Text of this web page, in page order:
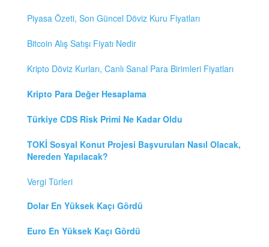
Piyasa Özeti, Son Güncel Döviz Kuru Fiyatları
Bitcoin Alış Satışı Fiyatı Nedir
Kripto Döviz Kurları, Canlı Sanal Para Birimleri Fiyatları
Kripto Para Değer Hesaplama
Türkiye CDS Risk Primi Ne Kadar Oldu
TOKİ Sosyal Konut Projesi Başvuruları Nasıl Olacak,
Nereden Yapılacak?
Vergi Türleri
Dolar En Yüksek Kaçı Gördü
Euro En Yüksek Kaçı Gördü